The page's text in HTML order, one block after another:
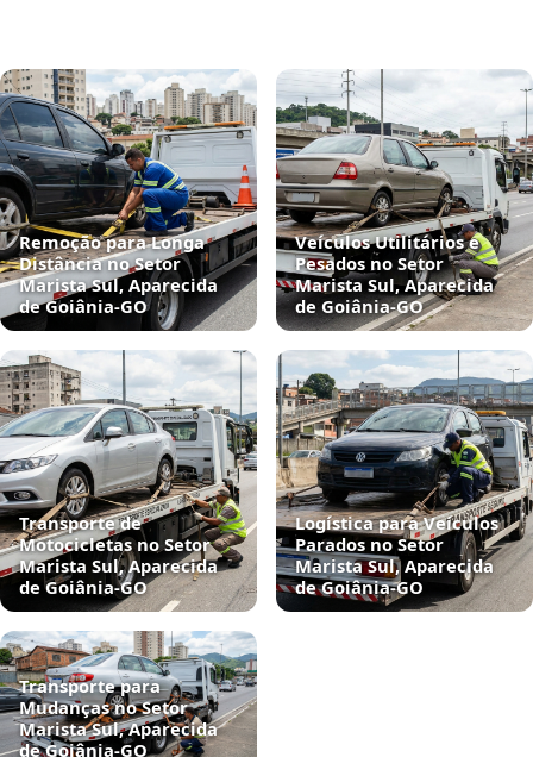
Remoção para Longa
Distância no Setor
Marista Sul, Aparecida
de Goiânia‑GO
Veículos Utilitários e
Pesados no Setor
Marista Sul, Aparecida
de Goiânia‑GO
Transporte de
Motocicletas no Setor
Marista Sul, Aparecida
de Goiânia‑GO
Logística para Veículos
Parados no Setor
Marista Sul, Aparecida
de Goiânia‑GO
Transporte para
Mudanças no Setor
Marista Sul, Aparecida
de Goiânia‑GO